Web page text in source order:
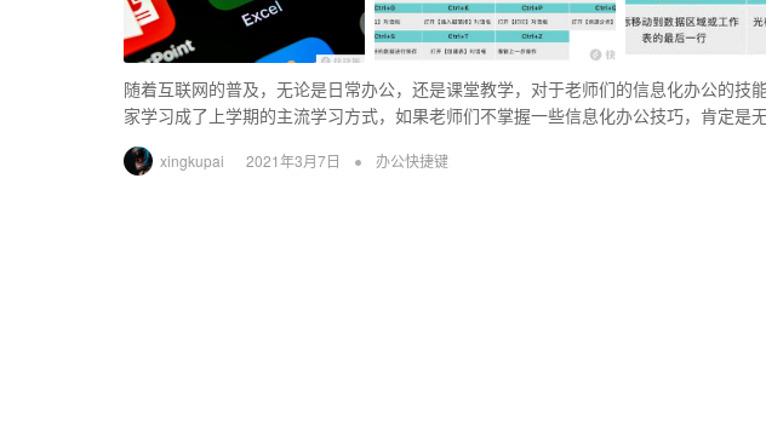
随着互联网的普及，无论是日常办公，还是课堂教学，对于老师们的信息化办公的技
家学习成了上学期的主流学习方式，如果老师们不掌握一些信息化办公技巧，肯定是
xingkupai 2021年3月7日 • 办公快捷键